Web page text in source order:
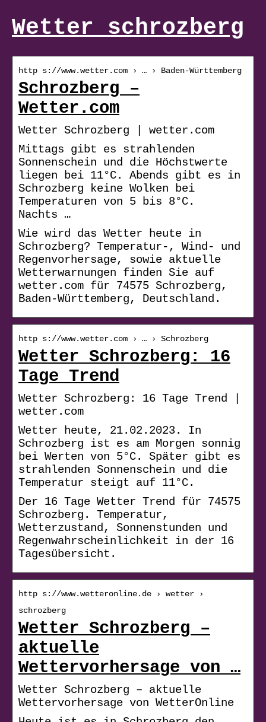
Wetter schrozberg
http s://www.wetter.com › … › Baden-Württemberg
Schrozberg –
Wetter.com
Wetter Schrozberg | wetter.com
Mittags gibt es strahlenden
Sonnenschein und die Höchstwerte
liegen bei 11°C. Abends gibt es in
Schrozberg keine Wolken bei
Temperaturen von 5 bis 8°C.
Nachts …
Wie wird das Wetter heute in
Schrozberg? Temperatur-, Wind- und
Regenvorhersage, sowie aktuelle
Wetterwarnungen finden Sie auf
wetter.com für 74575 Schrozberg,
Baden-Württemberg, Deutschland.
http s://www.wetter.com › … › Schrozberg
Wetter Schrozberg: 16
Tage Trend
Wetter Schrozberg: 16 Tage Trend |
wetter.com
Wetter heute, 21.02.2023. In
Schrozberg ist es am Morgen sonnig
bei Werten von 5°C. Später gibt es
strahlenden Sonnenschein und die
Temperatur steigt auf 11°C.
Der 16 Tage Wetter Trend für 74575
Schrozberg. Temperatur,
Wetterzustand, Sonnenstunden und
Regenwahrscheinlichkeit in der 16
Tagesübersicht.
http s://www.wetteronline.de › wetter ›
schrozberg
Wetter Schrozberg –
aktuelle
Wettervorhersage von …
Wetter Schrozberg – aktuelle
Wettervorhersage von WetterOnline